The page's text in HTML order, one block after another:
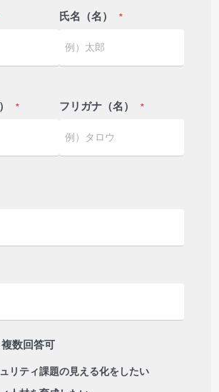
氏名（名） *
* フリガナ（名） *
数回答可
リティ課題の見える化をしたい